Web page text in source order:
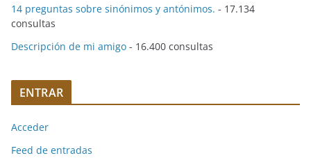
14 preguntas sobre sinónimos y antónimos. - 17.134
consultas
Descripción de mi amigo - 16.400 consultas
ENTRAR
Acceder
Feed de entradas